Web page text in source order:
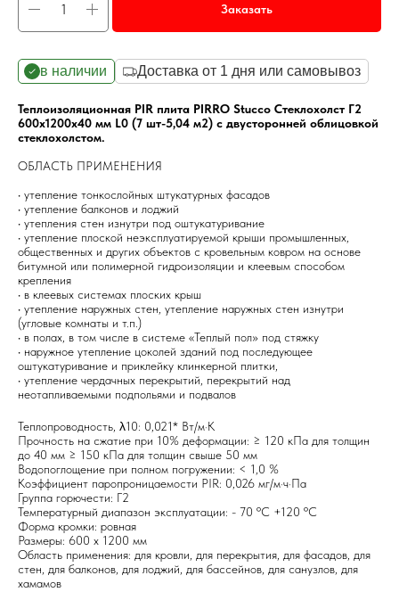
Заказать
в наличии Доставка от 1 дня или самовывоз
Теплоизоляционная PIR плита PIRRO Stucco Стеклохолст Г2
600х1200х40 мм L0 (7 шт-5,04 м2) с двусторонней облицовкой
стеклохолстом.
ОБЛАСТЬ ПРИМЕНЕНИЯ
• утепление тонкослойных штукатурных фасадов
• утепление балконов и лоджий
• утепления стен изнутри под оштукатуривание
• утепление плоской неэксплуатируемой крыши промышленных,
общественных и других объектов с кровельным ковром на основе
битумной или полимерной гидроизоляции и клеевым способом
крепления
• в клеевых системах плоских крыш
• утепление наружных стен, утепление наружных стен изнутри
(угловые комнаты и т.п.)
• в полах, в том числе в системе «Теплый пол» под стяжку
• наружное утепление цоколей зданий под последующее
оштукатуривание и приклейку клинкерной плитки,
• утепление чердачных перекрытий, перекрытий над
неотапливаемыми подпольями и подвалов
Теплопроводность, λ10: 0,021* Вт/м·К
Прочность на сжатие при 10% деформации: ≥ 120 кПа для толщин
до 40 мм ≥ 150 кПа для толщин свыше 50 мм
Водопоглощение при полном погружении: < 1,0 %
Коэффициент паропроницаемости PIR: 0,026 мг/м·ч·Па
Группа горючести: Г2
Температурный диапазон эксплуатации: - 70 ºC +120 ºC
Форма кромки: ровная
Размеры: 600 х 1200 мм
Область применения: для кровли, для перекрытия, для фасадов, для
стен, для балконов, для лоджий, для бассейнов, для санузлов, для
хамамов